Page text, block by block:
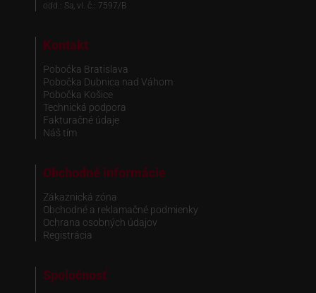
odd.: Sa, vl. č.: 7597/B
Kontakt
Pobočka Bratislava
Pobočka Dubnica nad Váhom
Pobočka Košice
Technická podpora
Fakturačné údaje
Náš tím
Obchodné informácie
Zákaznická zóna
Obchodné a reklamačné podmienky
Ochrana osobných údajov
Registrácia
Spoločnosť